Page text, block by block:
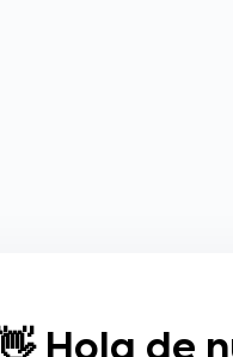
👋 Hola de